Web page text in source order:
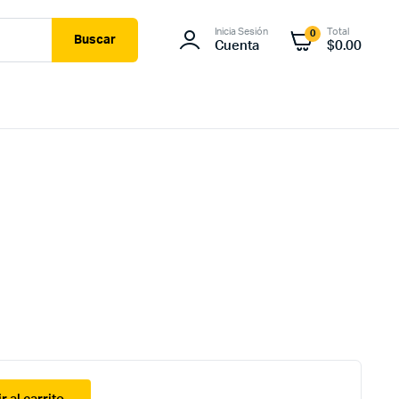
Buscar
Inicia Sesión
Cuenta
0 Total
$0.00